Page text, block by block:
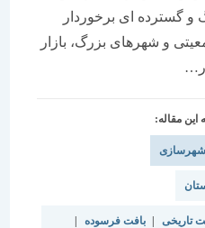
ای برخوردار
شهرهای بزرگ، بازار
| بافت فرسوده |